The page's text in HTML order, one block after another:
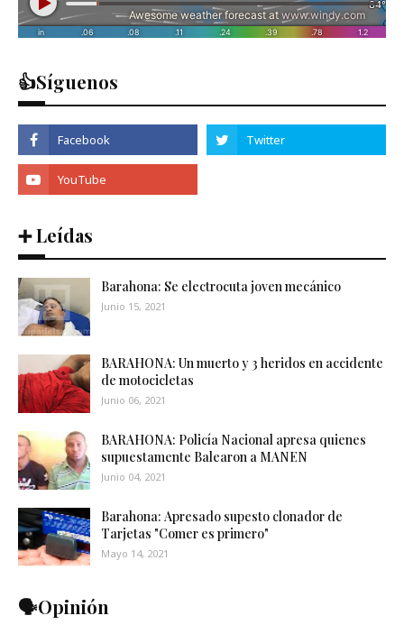
👍Síguenos
➕ Leídas
Barahona: Se electrocuta joven mecánico
Junio 15, 2021
BARAHONA: Un muerto y 3 heridos en accidente
de motocicletas
Junio 06, 2021
BARAHONA: Policía Nacional apresa quienes
supuestamente Balearon a MANEN
Junio 04, 2021
Barahona: Apresado supesto clonador de
Tarjetas "Comer es primero"
Mayo 14, 2021
🗣️Opinión